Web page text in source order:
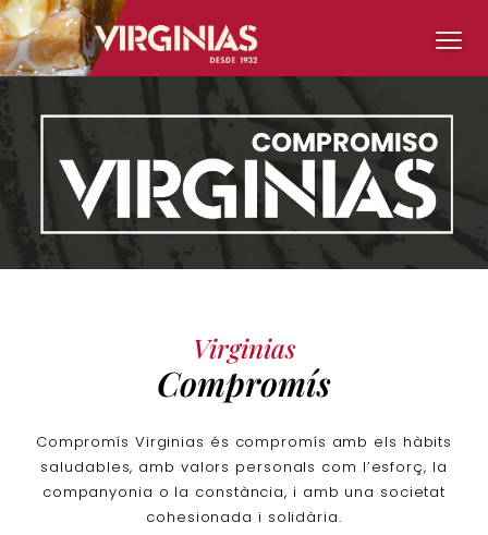
Virginias
Compromís
Compromís Virginias és compromís amb els hàbits
saludables, amb valors personals com l’esforç, la
companyonia o la constància, i amb una societat
cohesionada i solidària.